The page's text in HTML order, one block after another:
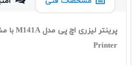
Printer